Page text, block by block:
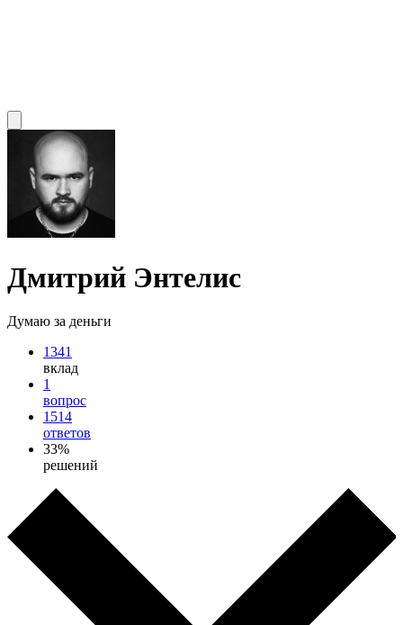
Дмитрий Энтелис
Думаю за деньги
1341
вклад
1
вопрос
1514
ответов
33%
решений